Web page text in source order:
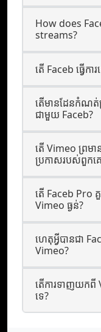
How does
streams?
តើ Faceb ធ្វើក
តើមានដែនកំណត់
ជាមួយ Faceb?
តើ Vimeo ព្រមា
ប្រកាសរបស់ពួកគ
តើ Faceb Pro គួ
Vimeo ធ្ងន់?
ហេតុអ្វីបានជា
Vimeo?
តើការទាញយកពី
ទេ?